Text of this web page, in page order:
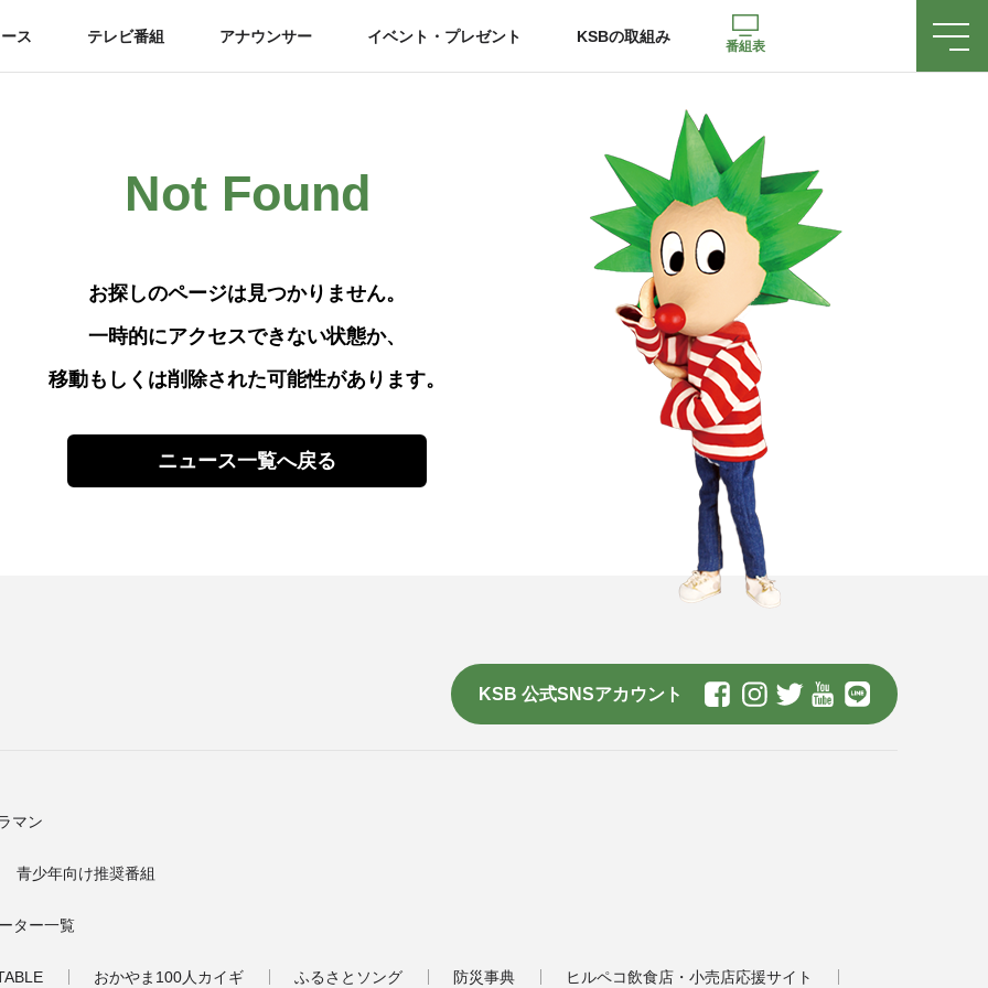
ス テレビ番組 アナウンサー イベント・プレゼント KSBの取組み
番組表
Not Found
お探しのページは見つかりません。
一時的にアクセスできない状態か、
移動もしくは削除された可能性があります。
ニュース一覧へ戻る
KSB 公式SNSアカウント
マン
青少年向け推奨番組
ター一覧
おかやま100人カイギ ふるさとソング 防災事典 ヒルペコ飲食店・小売店応援サイト